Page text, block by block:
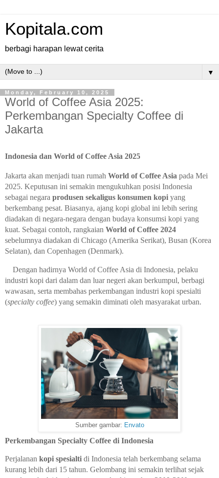
Kopitala.com
berbagi harapan lewat cerita
▼
Monday, February 10, 2025
World of Coffee Asia 2025:
Perkembangan Specialty Coffee di
Jakarta
Indonesia dan World of Coffee Asia 2025
Jakarta akan menjadi tuan rumah World of Coffee Asia pada Mei
2025. Keputusan ini semakin mengukuhkan posisi Indonesia
sebagai negara produsen sekaligus konsumen kopi yang
berkembang pesat. Biasanya, ajang kopi global ini lebih sering
diadakan di negara-negara dengan budaya konsumsi kopi yang
kuat. Sebagai contoh, rangkaian World of Coffee 2024
sebelumnya diadakan di Chicago (Amerika Serikat), Busan (Korea
Selatan), dan Copenhagen (Denmark).
Dengan hadirnya World of Coffee Asia di Indonesia, pelaku
industri kopi dari dalam dan luar negeri akan berkumpul, berbagi
wawasan, serta membahas perkembangan industri kopi spesialti
(specialty coffee) yang semakin diminati oleh masyarakat urban.
Sumber gambar: Envato
Perkembangan Specialty Coffee di Indonesia
Perjalanan kopi spesialti di Indonesia telah berkembang selama
kurang lebih dari 15 tahun. Gelombang ini semakin terlihat sejak